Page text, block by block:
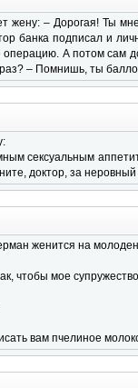
жену: – Дорогая! Ты
банка подписал и
операцию. А потом сам
– Помнишь, ты
сексуальным
доктор, за
женится на
чтобы мое
вам пчелиное